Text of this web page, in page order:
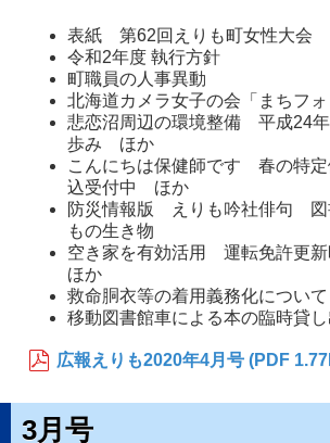
表紙 第62回えりも町女性大会
令和2年度 執行方針
町職員の人事異動
北海道カメラ女子の会「まちフ
悲恋沼周辺の環境整備 平成24
歩み ほか
こんにちは保健師です 春の特定
込受付中 ほか
防災情報版 えりも吟社俳句
もの生き物
空き家を有効活用 運転免許更
ほか
救命胴衣等の着用義務化につい
移動図書館車による本の臨時貸
広報えりも2020年4月号 (PDF
3月号